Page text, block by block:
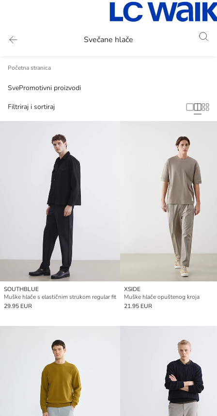
Svečane hlače
Početna stranica
SvePromotivni proizvodi
Filtriraj i sortiraj
SOUTHBLUE
Muške hlače s elastičnim strukom regular fit
29.95 EUR
XSIDE
Muške hlače opuštenog kroja
21.95 EUR